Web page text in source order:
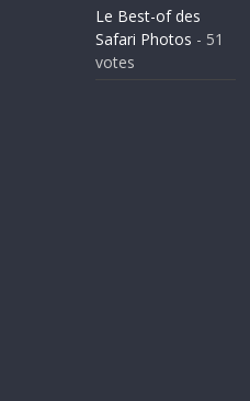
Le Best-of des
Safari Photos - 51
votes